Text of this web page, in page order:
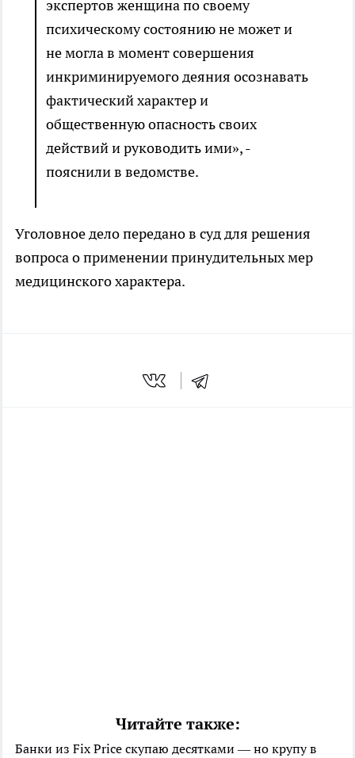
экспертов женщина по своему
психическому состоянию не может и
не могла в момент совершения
инкриминируемого деяния осознавать
фактический характер и
общественную опасность своих
действий и руководить ими», -
пояснили в ведомстве.
Уголовное дело передано в суд для решения
вопроса о применении принудительных мер
медицинского характера.
Читайте также:
Банки из Fix Price скупаю десятками — но крупу в